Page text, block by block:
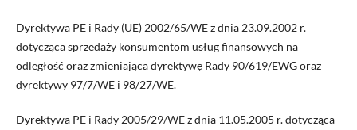
Dyrektywa PE i Rady (UE) 2002/65/WE z dnia 23.09.2002 r.
dotycząca sprzedaży konsumentom usług finansowych na
odległość oraz zmieniająca dyrektywę Rady 90/619/EWG oraz
dyrektywy 97/7/WE i 98/27/WE.
Dyrektywa PE i Rady 2005/29/WE z dnia 11.05.2005 r. dotycząca